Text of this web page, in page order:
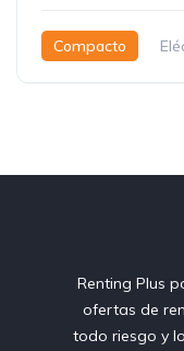
Compacto
Renting Plus
ofertas de
todo riesgo y